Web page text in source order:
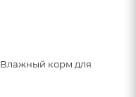
Влажный корм для